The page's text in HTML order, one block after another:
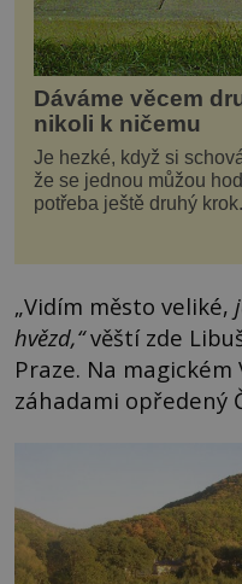
Dáváme věcem
nikoli k ničemu
Je hezké, když si
že se jednou můžou
potřeba ještě druhý
„Vidím město veliké,
hvězd,“věští zde
Praze. Na
záhadami opředený